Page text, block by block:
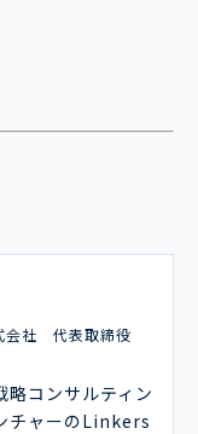
会社 代表取締役
略コンサルティン
チャーのLinkers